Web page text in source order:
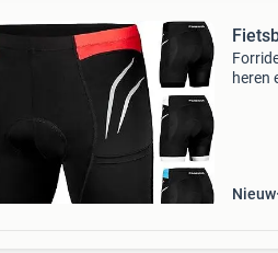
heren
Nieuw